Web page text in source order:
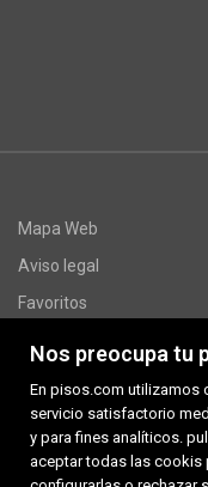
Nos preocupa tu
En pisos.com utilizamos
servicio satisfactorio
y para fines analíticos.
aceptar todas las cookis
Mapa Web
Aviso legal
Favoritos
Sobre nosotros
Noticias